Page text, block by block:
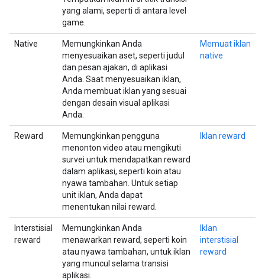
yang alami, seperti di antara level
game.
Native
Memungkinkan Anda
menyesuaikan aset, seperti judul
dan pesan ajakan, di aplikasi
Anda. Saat menyesuaikan iklan,
Anda membuat iklan yang sesuai
dengan desain visual aplikasi
Anda.
Memuat iklan
native
Reward
Memungkinkan pengguna
menonton video atau mengikuti
survei untuk mendapatkan reward
dalam aplikasi, seperti koin atau
nyawa tambahan. Untuk setiap
unit iklan, Anda dapat
menentukan nilai reward.
Iklan reward
Interstisial
reward
Memungkinkan Anda
menawarkan reward, seperti koin
atau nyawa tambahan, untuk iklan
yang muncul selama transisi
aplikasi.
Iklan
interstisial
reward